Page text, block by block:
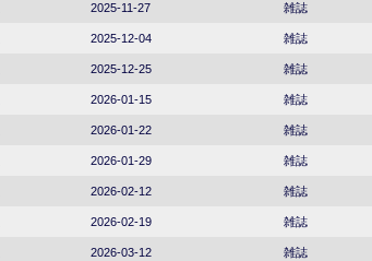
2025-11-27 雑誌
2025-12-04 雑誌
2025-12-25 雑誌
2026-01-15 雑誌
2026-01-22 雑誌
2026-01-29 雑誌
2026-02-12 雑誌
2026-02-19 雑誌
2026-03-12 雑誌